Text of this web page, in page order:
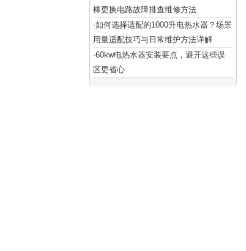
棒更换电路故障排查维修方法
·如何选择适配的1000升电热水器？场景
用量适配技巧与日常维护方法详解
·60kw电热水器安装要点，避开这些误
区更省心